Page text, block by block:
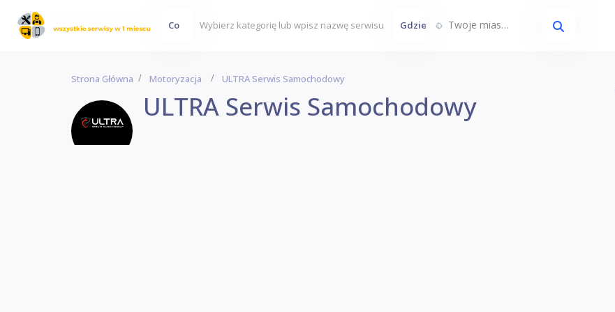
Co Gdzie Twoje miasto...
Strona Główna Motoryzacja ULTRA Serwis Samochodowy
ULTRA Serwis Samochodowy